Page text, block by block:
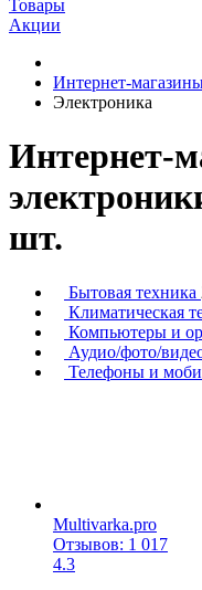
Товары
Акции
Интернет-
Электроника
Интернет-
шт.
Бытовая техника
Климатическая
Компьютеры и
Аудио/фото/
Телефоны и
Multivarka.pro
Отзывов: 1 017
4.3